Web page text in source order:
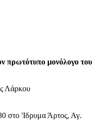
πρωτότυπο μονόλογο του
Λάρκου
στο 'Ιδρυμα Άρτος, Αγ.